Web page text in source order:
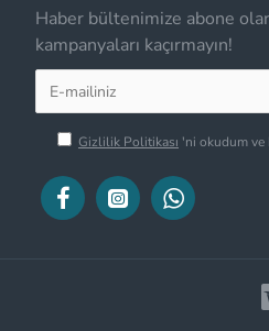
Haber bültenimize abone
kampanyaları kaçırmayın!
Gizlilik Politikası 'ni okudum ve